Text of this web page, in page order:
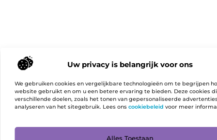
Uw privacy is belangrijk voor ons
We gebruiken cookies en vergelijkbare technologieën om te begrijpen
website gebruikt en om u een betere ervaring te bieden. Deze cookies
verschillende doelen, zoals het tonen van gepersonaliseerde
analyseren van het sitegebruik. Lees ons cookiebeleid voor meer
Alles Toestaan